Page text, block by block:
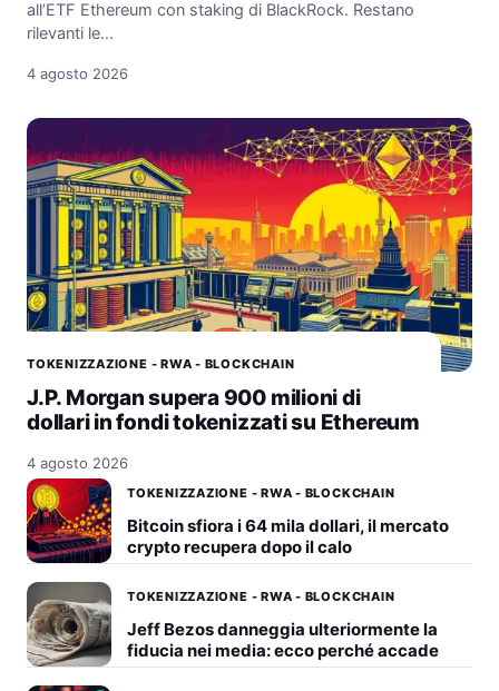
all’ETF Ethereum con staking di BlackRock. Restano
rilevanti le…
4 agosto 2026
TOKENIZZAZIONE - RWA - BLOCKCHAIN
J.P. Morgan supera 900 milioni di
dollari in fondi tokenizzati su Ethereum
4 agosto 2026
TOKENIZZAZIONE - RWA - BLOCKCHAIN
Bitcoin sfiora i 64 mila dollari, il mercato
crypto recupera dopo il calo
TOKENIZZAZIONE - RWA - BLOCKCHAIN
Jeff Bezos danneggia ulteriormente la
fiducia nei media: ecco perché accade